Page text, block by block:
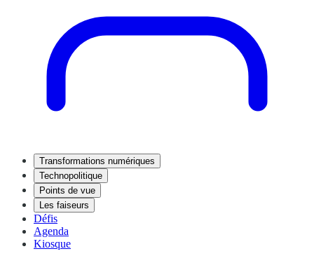
Transformations numériques
Technopolitique
Points de vue
Les faiseurs
Défis
Agenda
Kiosque